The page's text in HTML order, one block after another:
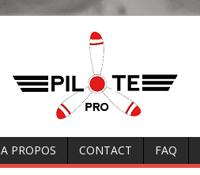
A PROPOS CONTACT FAQ